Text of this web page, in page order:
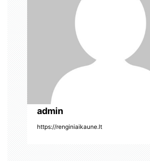
admin
https://renginiaikaune.lt